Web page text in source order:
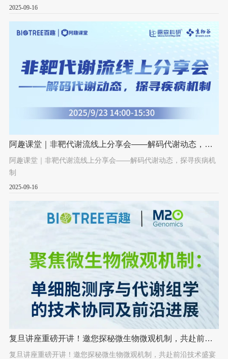
2025-09-16
阿趣课堂｜非靶代谢流线上分享会——解码代谢动态，探
阿趣课堂｜非靶代谢流线上分享会——解码代谢动态，探寻疾病机
制
2025-09-16
复旦讲座重磅开讲！邀您探秘微生物微观机制，共赴前沿
复旦讲座重磅开讲！邀您探秘微生物微观机制，共赴前沿技术盛宴